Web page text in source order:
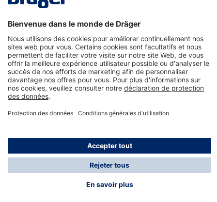
La technologie
Nous contacter
A propos de Dräger
Informations
*Les taxes et les frais d'expédition ne sont pas inclus
dans les prix indiqués, sauf mention contraire. Des frais
supplémentaires peuvent s'appliquer.